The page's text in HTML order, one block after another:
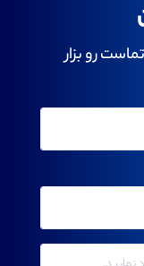
رو بزار